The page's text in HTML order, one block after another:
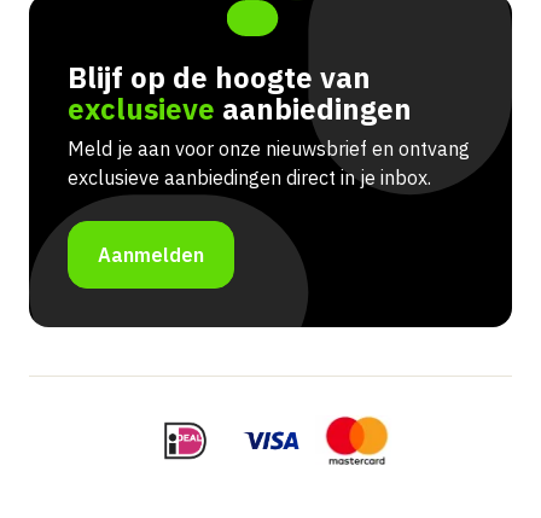
Blijf op de hoogte van
exclusieve aanbiedingen
Meld je aan voor onze nieuwsbrief en ontvang
exclusieve aanbiedingen direct in je inbox.
Aanmelden